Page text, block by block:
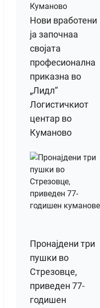
Нови вработени
ја започнаа
својата
професионална
приказна во
„Лидл“
Логистичкиот
центар во
Куманово
Пронајдени три
пушки во
Стрезовце,
приведен 77-
годишен